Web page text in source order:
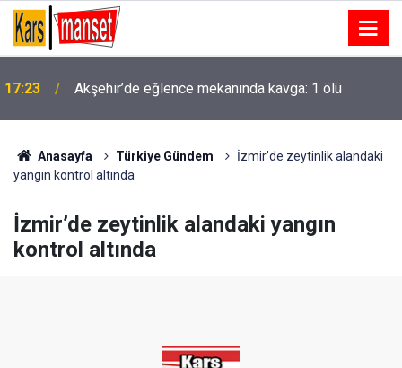
17:23 Akşehir’de eğlence mekanında kavga: 1 ölü
17:22 MHP Yunusemre’de yeni başkan Ali Özkan oldu
Anasayfa Türkiye Gündem
İzmir’de zeytinlik alandaki
yangın kontrol altında
İzmir’de zeytinlik alandaki yangın
kontrol altında